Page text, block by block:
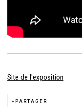
Site de l'exposition
PARTAGER